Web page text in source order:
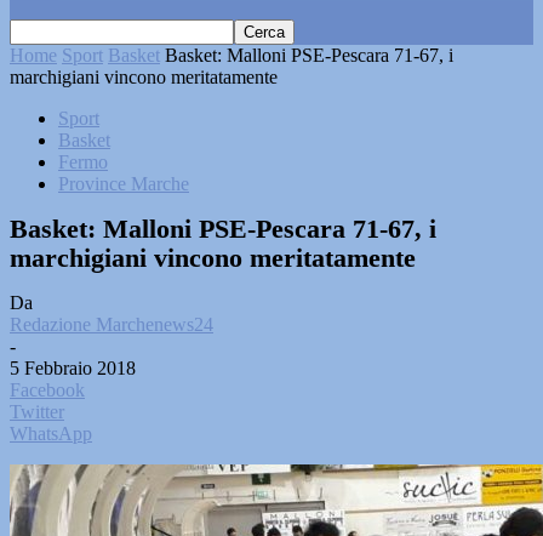
Home Sport Basket Basket: Malloni PSE-Pescara 71-67, i
marchigiani vincono meritatamente
Sport
Basket
Fermo
Province Marche
Basket: Malloni PSE-Pescara 71-67, i
marchigiani vincono meritatamente
Da
Redazione Marchenews24
-
5 Febbraio 2018
Facebook
Twitter
WhatsApp